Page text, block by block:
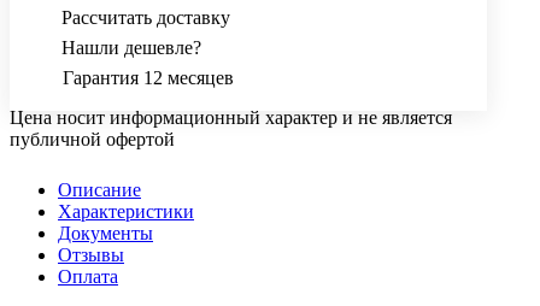
Рассчитать доставку
Нашли дешевле?
Гарантия 12 месяцев
Цена носит информационный характер и не является
публичной офертой
Описание
Характеристики
Документы
Отзывы
Оплата